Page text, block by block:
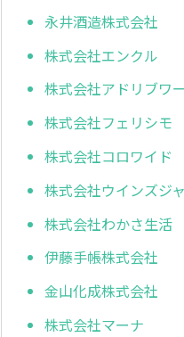
永井酒造株式会社
株式会社エンクル
株式会社アドリブワ
株式会社フェリシモ
株式会社コロワイド
株式会社ウインズジ
株式会社わかさ生活
伊藤手帳株式会社
金山化成株式会社
株式会社マーナ